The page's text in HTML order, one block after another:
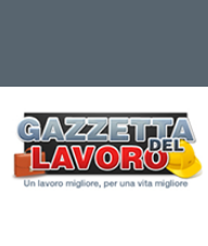
contenuto